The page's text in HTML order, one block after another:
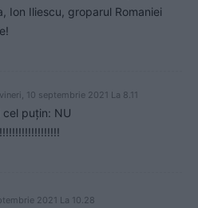
Ion Iliescu, groparul Romaniei
vineri, 10 septembrie 2021 La 8.11
puțin: NU
2021 La 10.28